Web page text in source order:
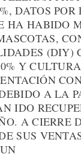
DATOS
HA HABIDO
(DIY)
Y
A LA
IDO
A CIERRE
SUS